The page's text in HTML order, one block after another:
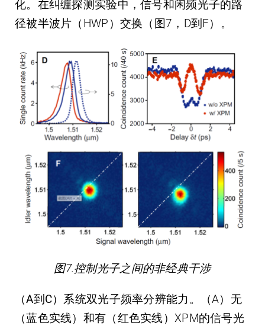
化。在纠缠探测实验中，信号和闲频光子的路
径被半波片（HWP）交换（图7，D到F）。
图7.控制光子之间的非经典干涉
（A到C） 系统双光子频率分辨能力。（A）无
（蓝色实线）和有（红色实线）XPM的信号光